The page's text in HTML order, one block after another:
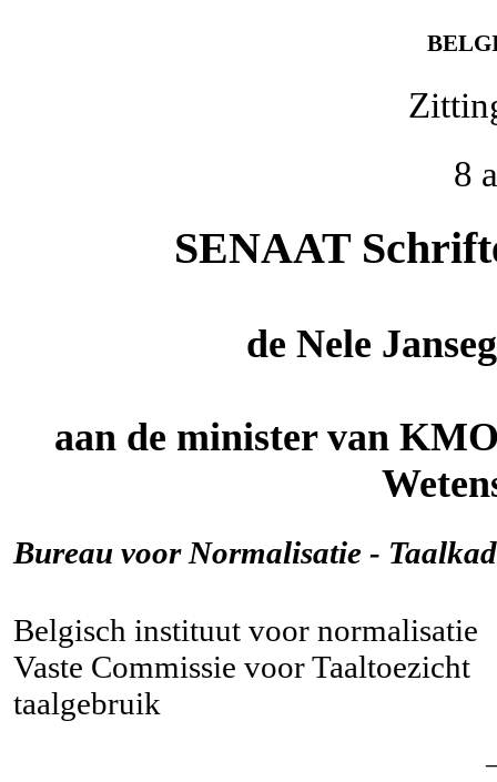
8
SENAAT
de Nele
aan de minister van
Bureau voor Normalisatie -
Belgisch instituut voor normalisatie
Vaste Commissie voor Taaltoezicht
taalgebruik